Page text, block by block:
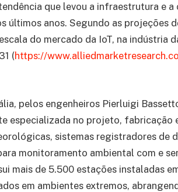
que levou a infraestrutura e a
últimos anos. Segundo as projeções
do mercado da IoT, na indústria
(https://www.
pelos engenheiros Pierluigi
especializada no projeto, fabricação
sistemas registradores de
monitoramento ambiental com e
mais de 5.500 estações instaladas
em ambientes extremos,